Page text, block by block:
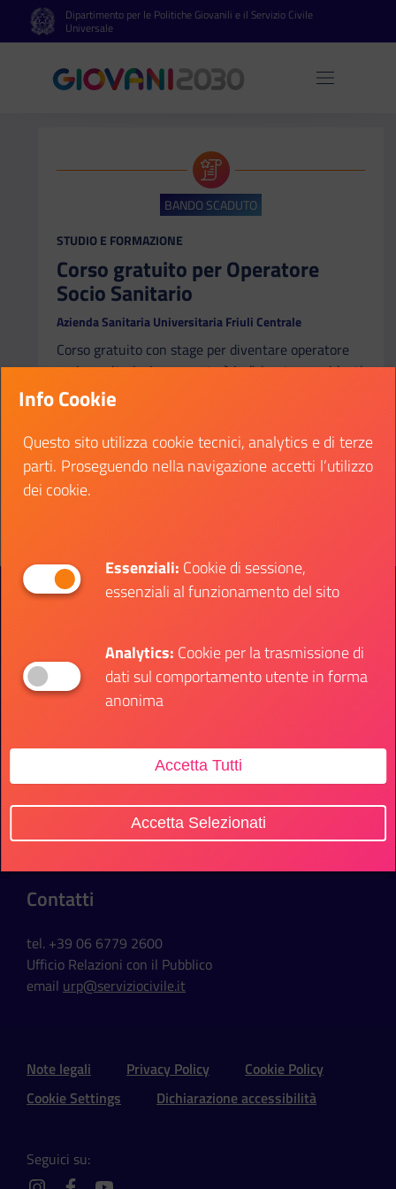
Vai al contenuto principale
Vai al footerDipartimento per le Politiche Giovanili e il Servizio Civile
Universale
Apri
BANDO SCADUTO
CATEGORIA:
STUDIO E FORMAZIONE
Corso gratuito per Operatore
Socio Sanitario
Azienda Sanitaria Universitaria Friuli Centrale
Corso gratuito con stage per diventare operatore
socio sanitario. La proposta è indirizzata a residenti
nella regione Friuli Venezia Giulia e prevede il
rilascio di attestato di qualifica professionale.
Data fine:
04 marzo 2022
Il link ti porterà ad avere maggiori dettagli su:
Vai al bando
Presidenza del Consiglio dei Ministri
Contatti
Sede Ufficio
Via della Ferratella in Laterano, 51
00184 Roma - Italia
Contatti
tel. +39 06 6779 2600
Ufficio Relazioni con il Pubblico
email urp@serviziocivile.it
Sezione Link Utili e Social
Note legali Privacy Policy
Cookie Policy
Cookie Settings
Dichiarazione accessibilità
Seguici su:
Info Cookie
Questo sito utilizza cookie tecnici, analytics e di terze
parti. Proseguendo nella navigazione accetti l’utilizzo
dei cookie.
Essenziali: Cookie di sessione,
essenziali al funzionamento del sito
Analytics: Cookie per la trasmissione di
dati sul comportamento utente in forma
anonima
Accetta Tutti
Accetta Selezionati